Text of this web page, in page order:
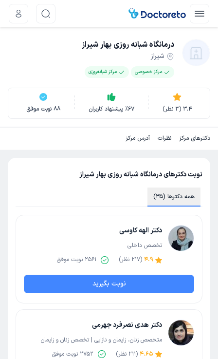
درمانگاه شبانه روزی بهار شیراز
شیراز
مرکز خصوصی مرکز شبانه‌روزی
3.4
(
3 نظر) ٪67 پیشنهاد کاربران 88 نوبت موفق
دکترهای مرکز نظرات آدرس مرکز
نوبت دکترهای درمانگاه شبانه روزی بهار شیراز
همه دکترها (35)
دکتر الهه کاوسی
تخصص داخلی
4.9
(
217 نظر) 2561 نوبت موفق
نوبت بگیرید
دکتر هدی نصرفرد جهرمی
متخصص زنان، زایمان و نازایی | تخصص زنان و زایمان
4.65
(
211 نظر) 2752 نوبت موفق